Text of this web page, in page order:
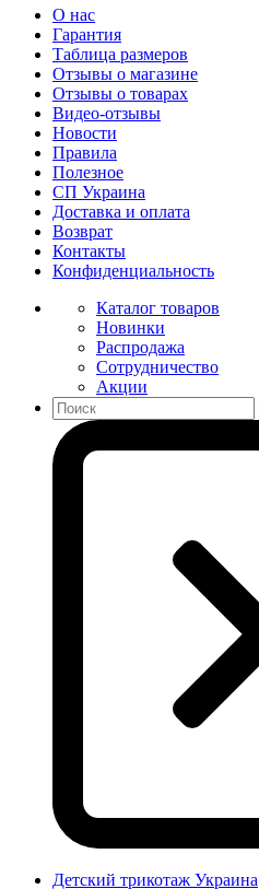
О нас
Гарантия
Таблица размеров
Отзывы о магазине
Отзывы о товарах
Видео-отзывы
Новости
Правила
Полезное
СП Украина
Доставка и оплата
Возврат
Контакты
Конфиденциальность
Каталог товаров
Новинки
Распродажа
Сотрудничество
Акции
Детский трикотаж Украина